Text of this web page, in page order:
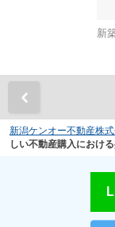
新
新潟ケンオー不動産株
しい不動産購入におけ